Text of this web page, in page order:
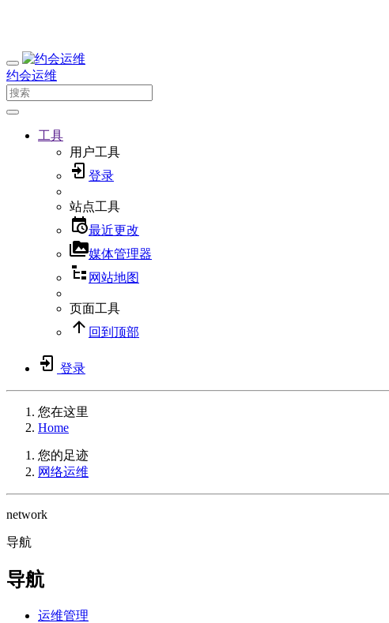
约会运维
工具
用户工具
登录
站点工具
最近更改
媒体管理器
网站地图
页面工具
回到顶部
登录
您在这里
Home
您的足迹
网络运维
network
导航
导航
运维管理